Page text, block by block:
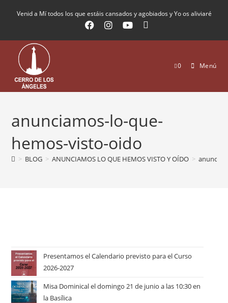
Venid a Mí todos los que estáis cansados y agobiados y Yo os aliviaré
0 Menú
anunciamos-lo-que-
hemos-visto-oido
> BLOG > ANUNCIAMOS LO QUE HEMOS VISTO Y OÍDO >
Presentamos el Calendario previsto para el Curso
2026-2027
Misa Dominical el domingo 21 de junio a las 10:30 en
la Basílica